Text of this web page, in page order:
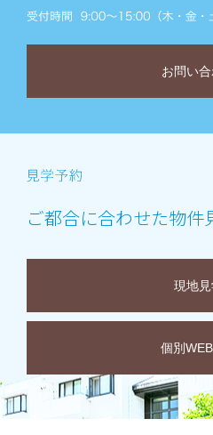
お問い
ご都合に合わせた物件
現地
個別